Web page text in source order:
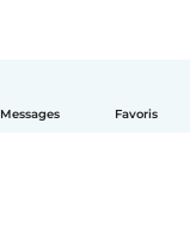
Messages Favoris